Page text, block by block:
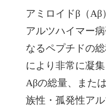
アミロイドβ（
アルツハイマー
なるペプチドの
により非常に凝
Aβの総量、また
族性・孤発性ア